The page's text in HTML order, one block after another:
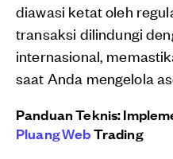
diawasi ketat oleh
transaksi dilindungi
internasional,
saat Anda mengelola
Panduan Teknis:
Pluang WebTrading